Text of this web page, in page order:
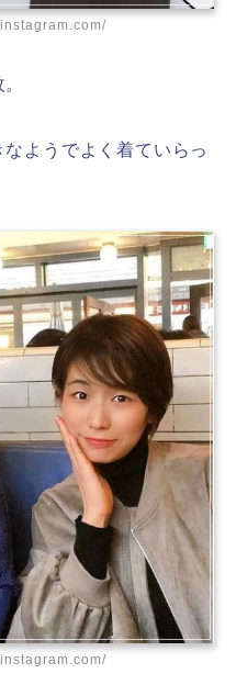
ようでよく着ていらっ